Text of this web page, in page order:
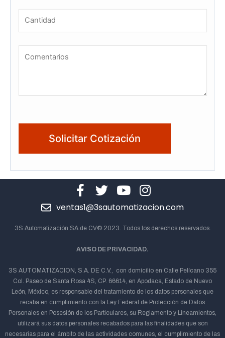
ventas1@3sautomatizacion.com
3S Automatización SA de CV© 2023. Todos los derechos reservados.
AVISO DE PRIVACIDAD.
3S AUTOMATIZACION, S.A. DE C.V., con domicilio en Calle Pelícano 355
Col. Paseo de Santa Rosa 4S, CP. 66614, en Apodaca, Estado de Nuevo
León, México, es responsable del tratamiento de los datos personales que
recaba en cumplimiento con la Ley Federal de Protección de Datos
Personales en Posesión de los Particulares, su Reglamento y Lineamientos,
utilizará sus datos personales recabados para las finalidades que son
necesarias para el ámbito de las actividades comunes, el cumplimiento de las